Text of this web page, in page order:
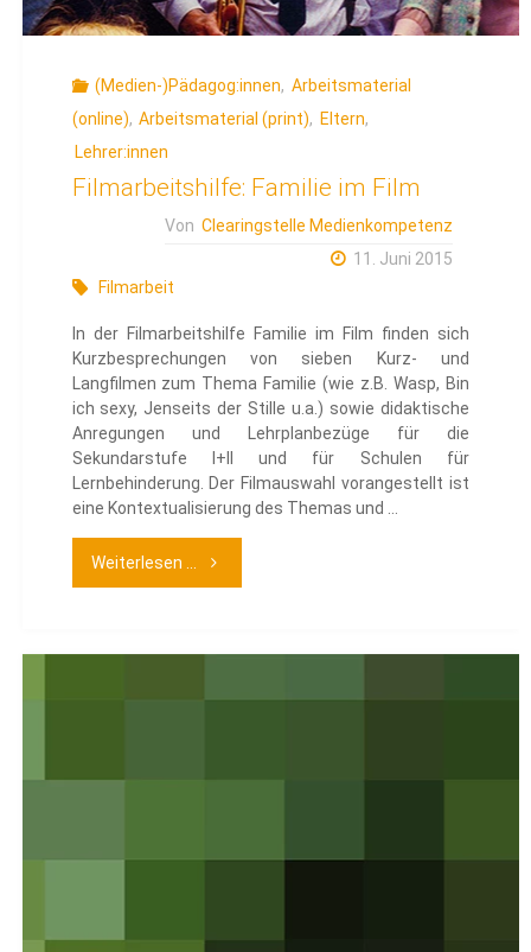
(Medien-)Pädagog:innen, Arbeitsmaterial
(online), Arbeitsmaterial (print), Eltern,
Lehrer:innen
Filmarbeitshilfe: Familie im Film
Von Clearingstelle Medienkompetenz
11. Juni 2015
Filmarbeit
In der Filmarbeitshilfe Familie im Film finden sich
Kurzbesprechungen von sieben Kurz- und
Langfilmen zum Thema Familie (wie z.B. Wasp, Bin
ich sexy, Jenseits der Stille u.a.) sowie didaktische
Anregungen und Lehrplanbezüge für die
Sekundarstufe I+II und für Schulen für
Lernbehinderung. Der Filmauswahl vorangestellt ist
eine Kontextualisierung des Themas und …
Weiterlesen ... "Filmarbeitshilfe: